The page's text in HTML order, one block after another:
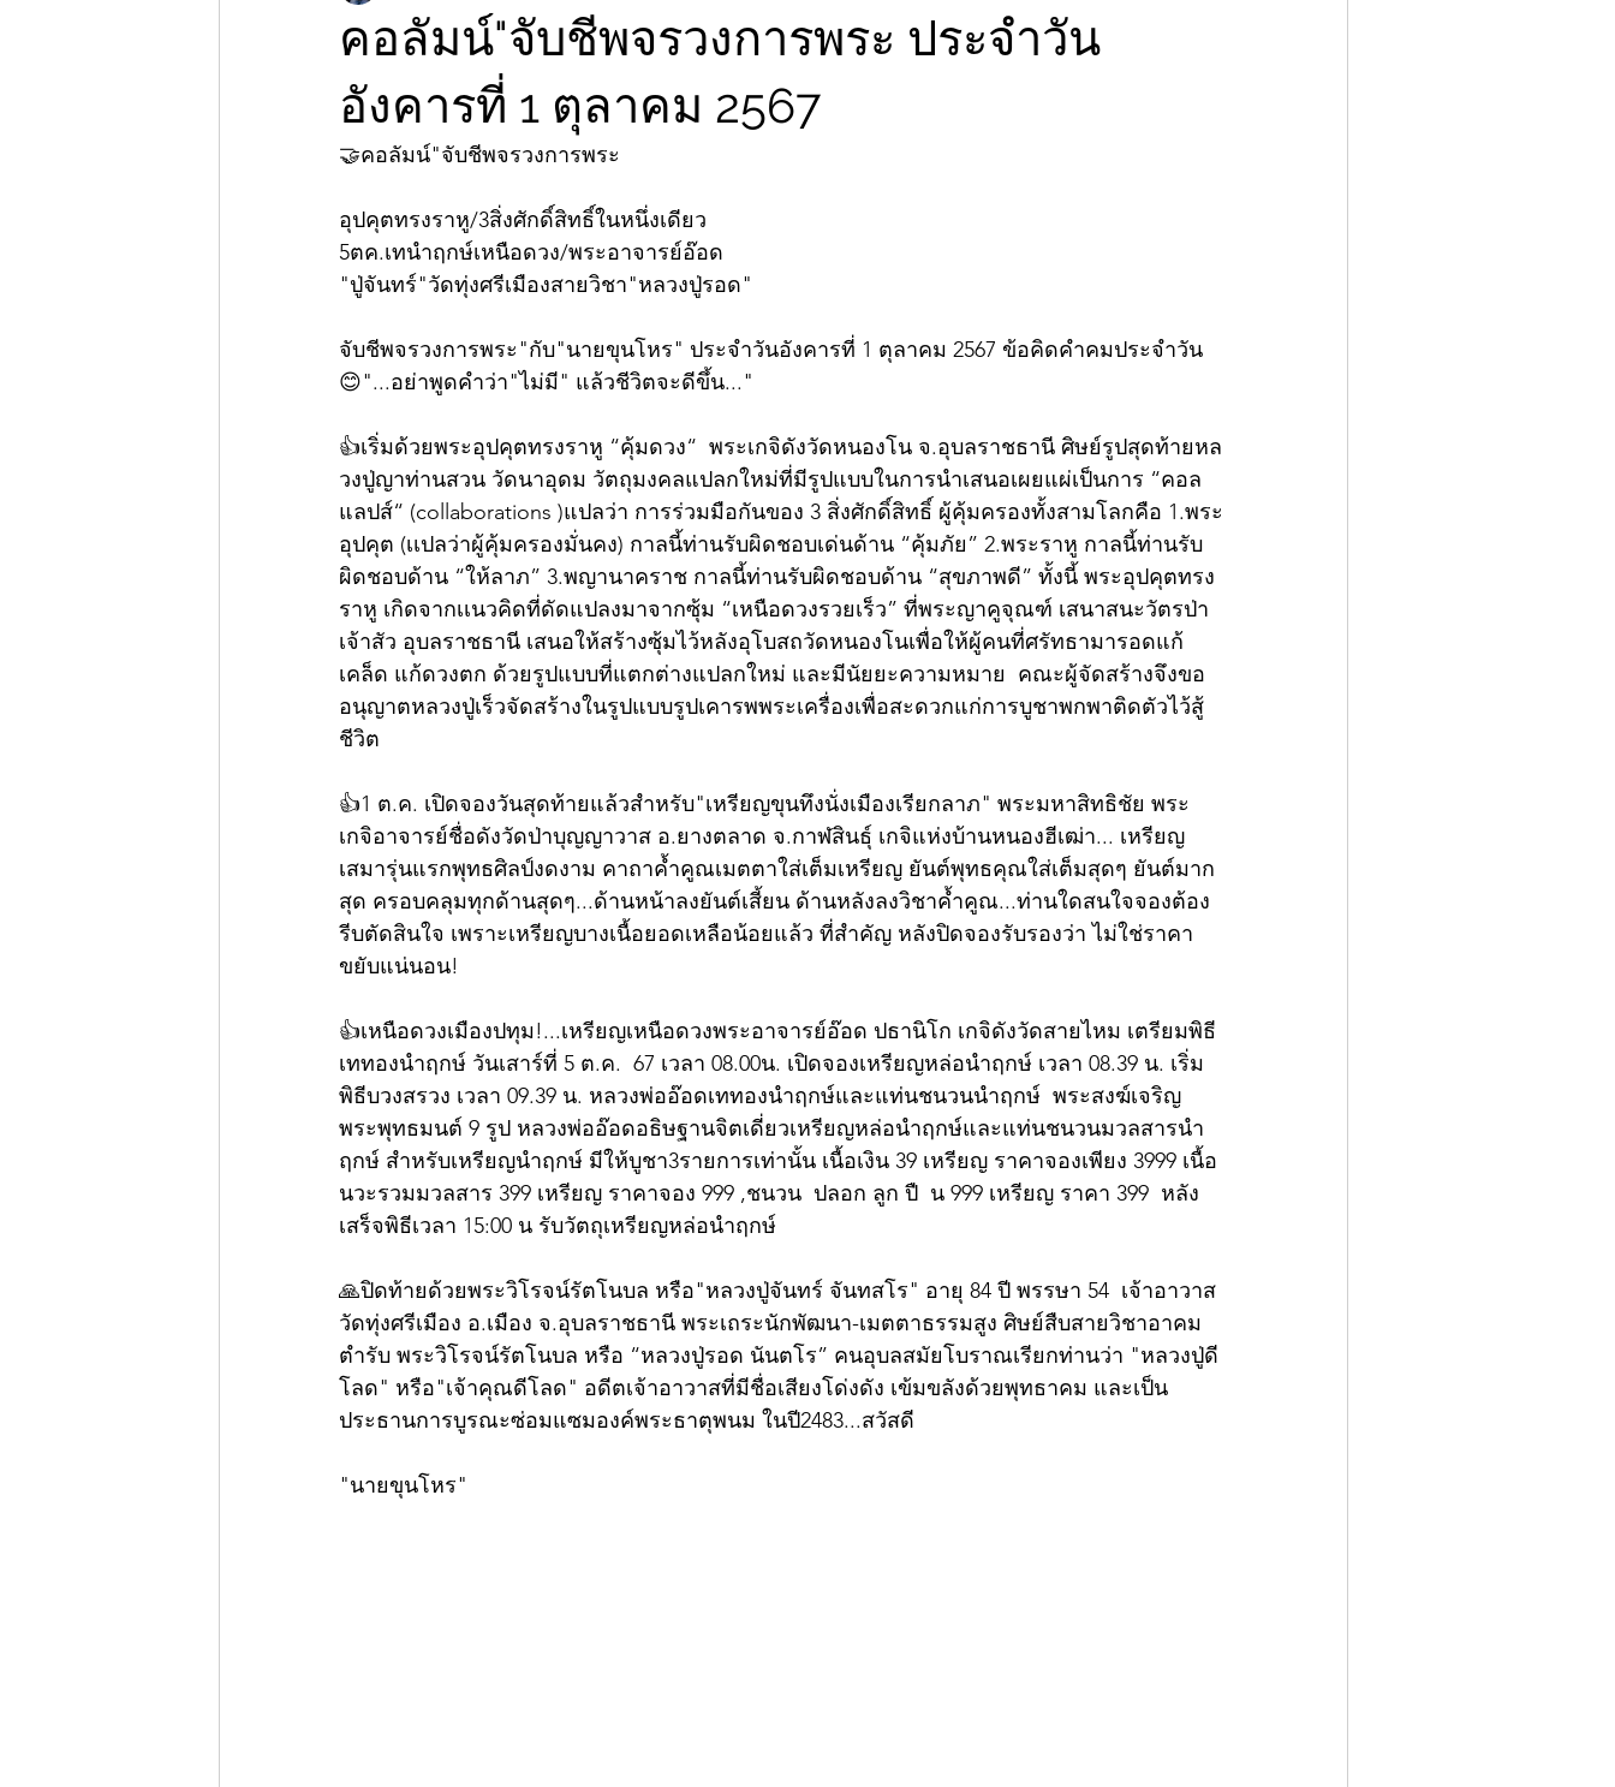
คอลัมน์"จับชีพจรวงการพระ ประจำวัน
อังคารที่ 1 ตุลาคม 2567
🤝คอลัมน์"จับชีพจรวงการพระ
อุปคุตทรงราหู/3สิ่งศักดิ์สิทธิ์ในหนึ่งเดียว
5ตค.เทนำฤกษ์เหนือดวง/พระอาจารย์อ๊อด
"ปู่จันทร์"วัดทุ่งศรีเมืองสายวิชา"หลวงปู่รอด"
จับชีพจรวงการพระ"กับ"นายขุนโหร" ประจำวันอังคารที่ 1 ตุลาคม 2567 ข้อคิดคำคมประจำวัน
😊"...อย่าพูดคำว่า"ไม่มี" แล้วชีวิตจะดีขึ้น..."
👍เริ่มด้วยพระอุปคุตทรงราหู “คุ้มดวง“  พระเกจิดังวัดหนองโน จ.อุบลราชธานี ศิษย์รูปสุดท้ายหล
วงปู่ญาท่านสวน วัดนาอุดม วัตถุมงคลแปลกใหม่ที่มีรูปแบบในการนำเสนอเผยแผ่เป็นการ “คอล
แลปส์“ (collaborations )แปลว่า การร่วมมือกันของ 3 สิ่งศักดิ์สิทธิ์ ผู้คุ้มครองทั้งสามโลกคือ 1.พระ
อุปคุต (เเปลว่าผู้คุ้มครองมั่นคง) กาลนี้ท่านรับผิดชอบเด่นด้าน “คุ้มภัย” 2.พระราหู กาลนี้ท่านรับ
ผิดชอบด้าน “ให้ลาภ” 3.พญานาคราช กาลนี้ท่านรับผิดชอบด้าน “สุขภาพดี” ทั้งนี้ พระอุปคุตทรง
ราหู เกิดจากเเนวคิดที่ดัดแปลงมาจากซุ้ม “เหนือดวงรวยเร็ว” ที่พระญาคูจุณฑ์ เสนาสนะวัตรป่า
เจ้าสัว อุบลราชธานี เสนอให้สร้างซุ้มไว้หลังอุโบสถวัดหนองโนเพื่อให้ผู้คนที่ศรัทธามารอดแก้
เคล็ด แก้ดวงตก ด้วยรูปแบบที่แตกต่างแปลกใหม่ และมีนัยยะความหมาย  คณะผู้จัดสร้างจึงขอ
อนุญาตหลวงปู่เร็วจัดสร้างในรูปแบบรูปเคารพพระเครื่องเพื่อสะดวกแก่การบูชาพกพาติดตัวไว้สู้
ชีวิต
👍1 ต.ค. เปิดจองวันสุดท้ายแล้วสำหรับ"เหรียญขุนทึงนั่งเมืองเรียกลาภ" พระมหาสิทธิชัย พระ
เกจิอาจารย์ชื่อดังวัดป่าบุญญาวาส อ.ยางตลาด จ.กาฬสินธุ์ เกจิแห่งบ้านหนองฮีเฒ่า... เหรียญ
เสมารุ่นแรกพุทธศิลป์งดงาม คาถาค้ำคูณเมตตาใส่เต็มเหรียญ ยันต์พุทธคุณใส่เต็มสุดๆ ยันต์มาก
สุด ครอบคลุมทุกด้านสุดๆ...ด้านหน้าลงยันต์เสี้ยน ด้านหลังลงวิชาค้ำคูณ...ท่านใดสนใจจองต้อง
รีบตัดสินใจ เพราะเหรียญบางเนื้อยอดเหลือน้อยแล้ว ที่สำคัญ หลังปิดจองรับรองว่า ไม่ใช่ราคา
ขยับแน่นอน!
👍เหนือดวงเมืองปทุม!...เหรียญเหนือดวงพระอาจารย์อ๊อด ปธานิโก เกจิดังวัดสายไหม เตรียมพิธี
เททองนำฤกษ์ วันเสาร์ที่ 5 ต.ค.  67 เวลา 08.00น. เปิดจองเหรียญหล่อนำฤกษ์ เวลา 08.39 น. เริ่ม
พิธีบวงสรวง เวลา 09.39 น. หลวงพ่ออ๊อดเททองนำฤกษ์และแท่นชนวนนำฤกษ์  พระสงฆ์เจริญ
พระพุทธมนต์ 9 รูป หลวงพ่ออ๊อดอธิษฐานจิตเดี่ยวเหรียญหล่อนำฤกษ์และแท่นชนวนมวลสารนำ
ฤกษ์ สำหรับเหรียญนำฤกษ์ มีให้บูชา3รายการเท่านั้น เนื้อเงิน 39 เหรียญ ราคาจองเพียง 3999 เนื้อ
นวะรวมมวลสาร 399 เหรียญ ราคาจอง 999 ,ชนวน  ปลอก ลูก ปื  น 999 เหรียญ ราคา 399  หลัง
เสร็จพิธีเวลา 15:00 น รับวัตถุเหรียญหล่อนำฤกษ์
🙏ปิดท้ายด้วยพระวิโรจน์รัตโนบล หรือ"หลวงปู่จันทร์ จันทสโร" อายุ 84 ปี พรรษา 54  เจ้าอาวาส
วัดทุ่งศรีเมือง อ.เมือง จ.อุบลราชธานี พระเถระนักพัฒนา-เมตตาธรรมสูง ศิษย์สืบสายวิชาอาคม
ตำรับ พระวิโรจน์รัตโนบล หรือ “หลวงปู่รอด นันตโร” คนอุบลสมัยโบราณเรียกท่านว่า "หลวงปู่ดี
โลด" หรือ"เจ้าคุณดีโลด" อดีตเจ้าอาวาสที่มีชื่อเสียงโด่งดัง เข้มขลังด้วยพุทธาคม และเป็น
ประธานการบูรณะซ่อมแซมองค์พระธาตุพนม ในปี2483...สวัสดี
"นายขุนโหร"